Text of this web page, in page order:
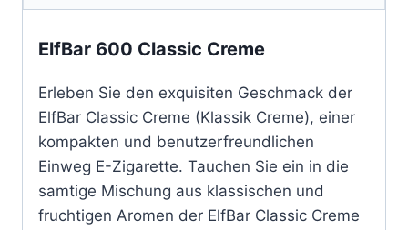
ElfBar 600 Classic Creme
Erleben Sie den exquisiten Geschmack der
ElfBar Classic Creme (Klassik Creme), einer
kompakten und benutzerfreundlichen
Einweg E-Zigarette. Tauchen Sie ein in die
samtige Mischung aus klassischen und
fruchtigen Aromen der ElfBar Classic Creme